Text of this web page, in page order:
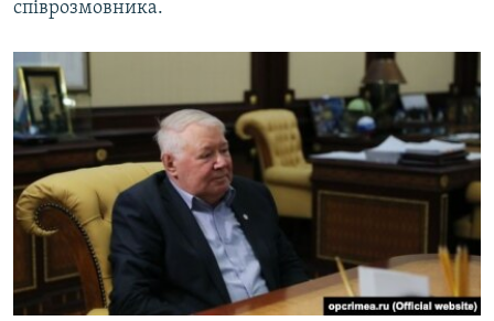
співрозмовника.